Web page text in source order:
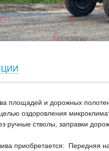
площадей и дорожных
оздоровления
ручные стволы, заправки
приобретается: Передняя